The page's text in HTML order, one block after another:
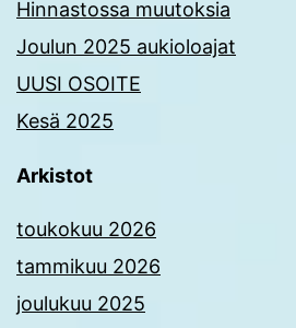
Hinnastossa muutoksia
Joulun 2025 aukioloajat
UUSI OSOITE
Kesä 2025
Arkistot
toukokuu 2026
tammikuu 2026
joulukuu 2025